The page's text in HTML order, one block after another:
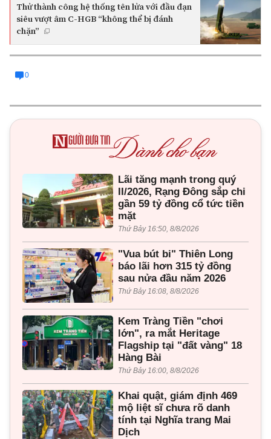
Thử thành công hệ thống tên lửa với đầu đạn
siêu vượt âm C-HGB “không thể bị đánh
chặn”
0
Lãi tăng mạnh trong quý
II/2026, Rạng Đông sắp chi
gần 59 tỷ đồng cổ tức tiền
mặt
Thứ Bảy 16:50, 8/8/2026
"Vua bút bi" Thiên Long
báo lãi hơn 315 tỷ đồng
sau nửa đầu năm 2026
Thứ Bảy 16:08, 8/8/2026
Kem Tràng Tiền "chơi
lớn", ra mắt Heritage
Flagship tại "đất vàng" 18
Hàng Bài
Thứ Bảy 16:00, 8/8/2026
Khai quật, giám định 469
mộ liệt sĩ chưa rõ danh
tính tại Nghĩa trang Mai
Dịch